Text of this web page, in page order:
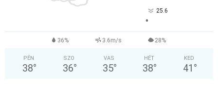
25.6
°
36% 3.6m/s 28%
PÉN
38°
SZO
36°
VAS
35°
HÉT
38°
KED
41 °